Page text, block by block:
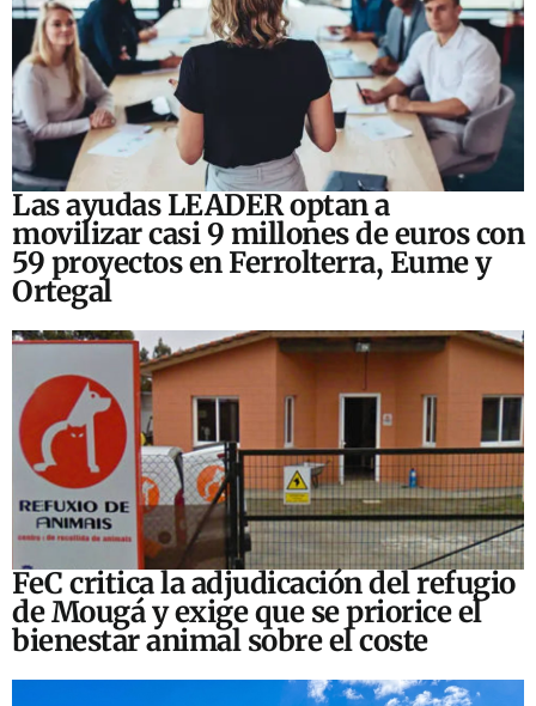
Las ayudas LEADER optan a
movilizar casi 9 millones de euros con
59 proyectos en Ferrolterra, Eume y
Ortegal
FeC critica la adjudicación del refugio
de Mougá y exige que se priorice el
bienestar animal sobre el coste